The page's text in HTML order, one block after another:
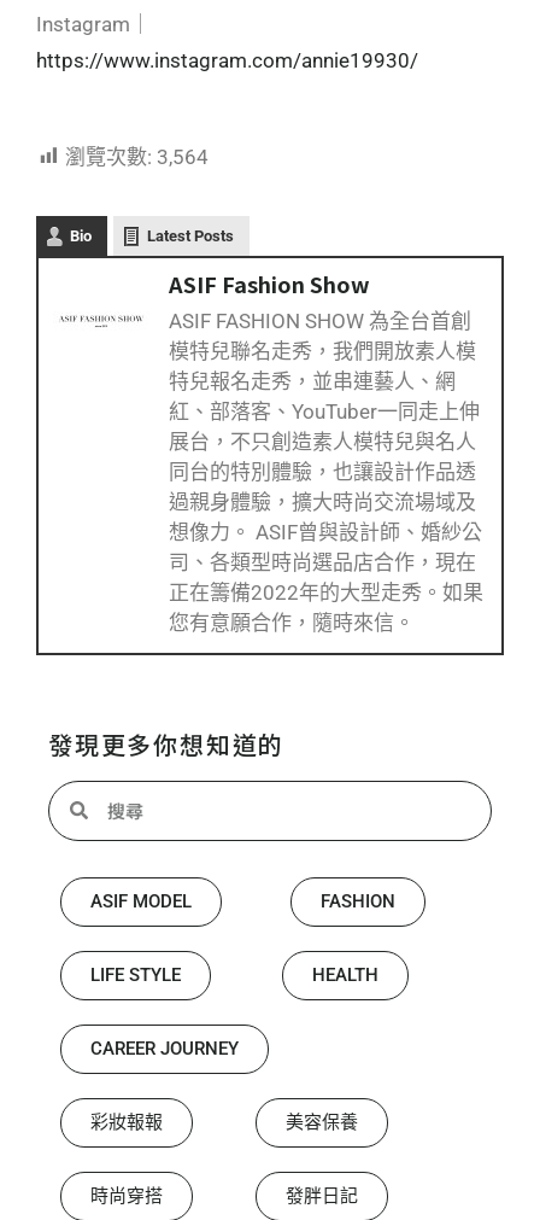
Instagram｜
https://www.instagram.com/annie19930/
瀏覽次數: 3,564
Bio Latest Posts
ASIF Fashion Show
ASIF FASHION SHOW 為全台首創
模特兒聯名走秀，我們開放素人模
特兒報名走秀，並串連藝人、網
紅、部落客、YouTuber一同走上伸
展台，不只創造素人模特兒與名人
同台的特別體驗，也讓設計作品透
過親身體驗，擴大時尚交流場域及
想像力。 ASIF曾與設計師、婚紗公
司、各類型時尚選品店合作，現在
正在籌備2022年的大型走秀。如果
您有意願合作，隨時來信。
發現更多你想知道的
ASIF MODEL FASHION
LIFE STYLE HEALTH
CAREER JOURNEY
彩妝報報 美容保養
時尚穿搭 發胖日記